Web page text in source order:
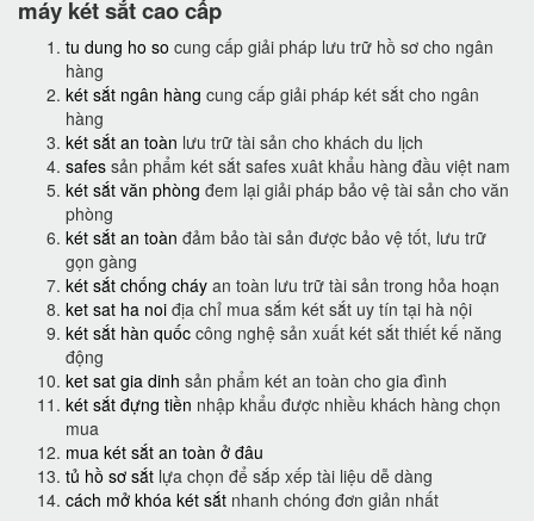
máy két sắt cao cấp
tu dung ho so cung cấp giải pháp lưu trữ hồ sơ cho ngân
hàng
két sắt ngân hàng cung cấp giải pháp két sắt cho ngân
hàng
két sắt an toàn lưu trữ tài sản cho khách du lịch
safes sản phẩm két sắt safes xuât khẩu hàng đầu việt nam
két sắt văn phòng đem lại giải pháp bảo vệ tài sản cho văn
phòng
két sắt an toàn đảm bảo tài sản được bảo vệ tốt, lưu trữ
gọn gàng
két sắt chống cháy an toàn lưu trữ tài sản trong hỏa hoạn
ket sat ha noi địa chỉ mua sắm két sắt uy tín tại hà nội
két sắt hàn quốc công nghệ sản xuất két sắt thiết kế năng
động
ket sat gia dinh sản phẩm két an toàn cho gia đình
két sắt đựng tiền nhập khẩu được nhiều khách hàng chọn
mua
mua két sắt an toàn ở đâu
tủ hồ sơ sắt lựa chọn để sắp xếp tài liệu dễ dàng
cách mở khóa két sắt nhanh chóng đơn giản nhất